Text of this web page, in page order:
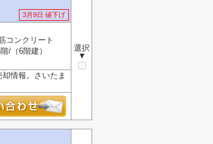
3月9日 値下げ
選択
▼
コンクリート
/（6階建）
情報。さいたま